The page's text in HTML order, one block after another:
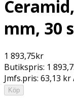
mm, 30
1 893,75kr
Butikspris: 1
Jmfs.pris: 63,13 kr
Köp